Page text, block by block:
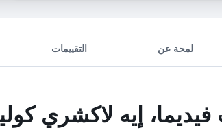
لمحة عن التقييمات
إيه لاكشري